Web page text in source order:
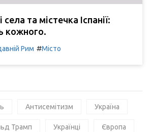
села та містечка Іспанії:
кожного.
Рим #Місто
Антисемітизм Україна
Трамп Українці Європа